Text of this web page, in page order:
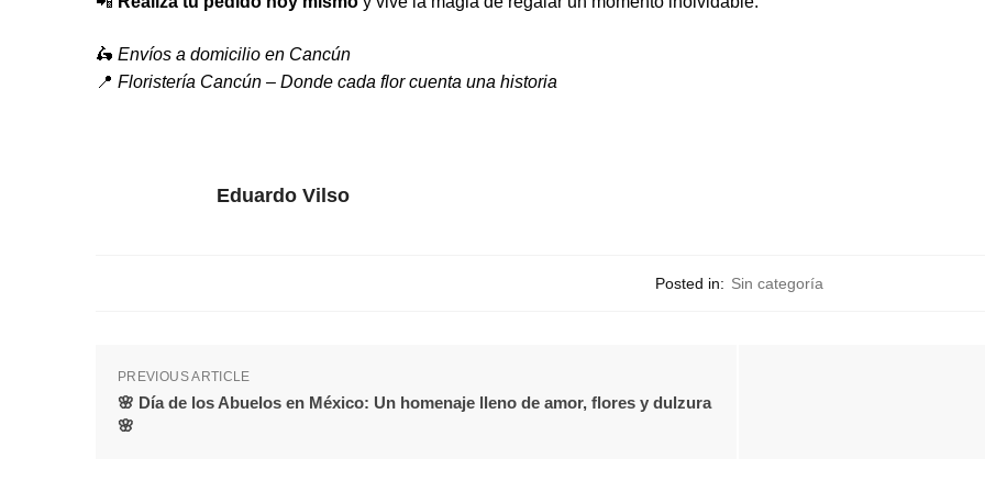
🛵 Envíos a domicilio en Cancún
📍 Floristería Cancún – Donde cada flor cuenta una historia
Eduardo Vilso
Posted in: Sin categoría
PREVIOUS ARTICLE
🌸 Día de los Abuelos en México: Un homenaje lleno de amor, flores y dulzura
🌸